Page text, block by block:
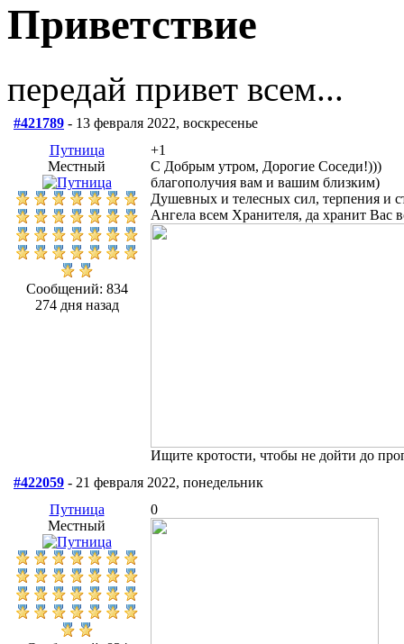
Приветствие
передай привет всем...
#421789 - 13 февраля 2022, воскресенье
Путница
Местный
Сообщений: 834
274 дня назад
+1
С Добрым утром, Дорогие Соседи!)))
благополучия вам и вашим близким)
Душевных и телесных сил, терпения и
Ангела всем Хранителя, да хранит Вас
Ищите кротости, чтобы не дойти до
#422059 - 21 февраля 2022, понедельник
Путница
Местный
0